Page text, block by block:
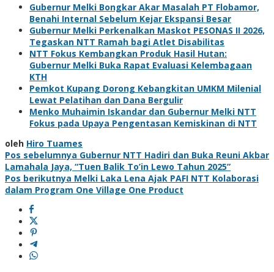
Gubernur Melki Bongkar Akar Masalah PT Flobamor,
Benahi Internal Sebelum Kejar Ekspansi Besar
Gubernur Melki Perkenalkan Maskot PESONAS II 2026,
Tegaskan NTT Ramah bagi Atlet Disabilitas
NTT Fokus Kembangkan Produk Hasil Hutan:
Gubernur Melki Buka Rapat Evaluasi Kelembagaan
KTH
Pemkot Kupang Dorong Kebangkitan UMKM Milenial
Lewat Pelatihan dan Dana Bergulir
Menko Muhaimin Iskandar dan Gubernur Melki NTT
Fokus pada Upaya Pengentasan Kemiskinan di NTT
oleh Hiro Tuames
Navigasi
pos
Pos sebelumnya Gubernur NTT Hadiri dan Buka Reuni Akbar
Lamahala Jaya, “Tuen Balik To’in Lewo Tahun 2025”
Pos berikutnya Melki Laka Lena Ajak PAFI NTT Kolaborasi
dalam Program One Village One Product